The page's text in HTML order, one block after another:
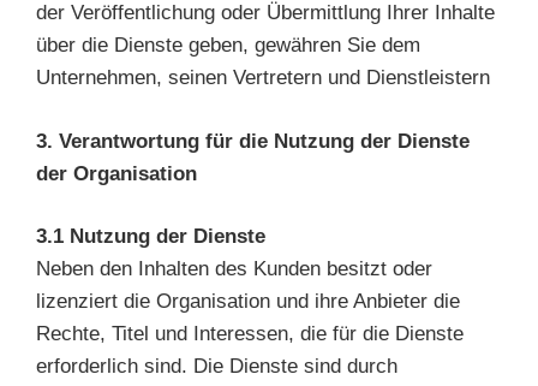
der Veröffentlichung oder Übermittlung Ihrer Inhalte
über die Dienste geben, gewähren Sie dem
Unternehmen, seinen Vertretern und Dienstleistern
3. Verantwortung für die Nutzung der Dienste
der Organisation
3.1 Nutzung der Dienste
Neben den Inhalten des Kunden besitzt oder
lizenziert die Organisation und ihre Anbieter die
Rechte, Titel und Interessen, die für die Dienste
erforderlich sind. Die Dienste sind durch